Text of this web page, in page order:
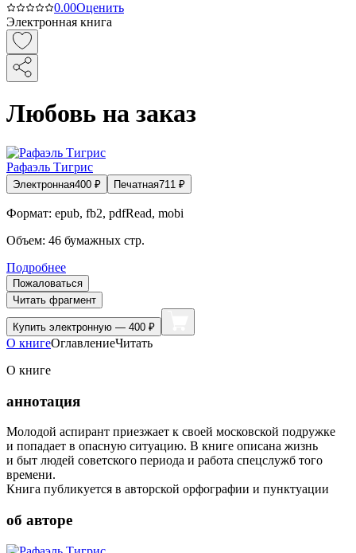
0.00Оценить
Электронная книга
Любовь на заказ
Рафаэль Тигрис
Электронная400 ₽ Печатная711 ₽
Формат: epub, fb2, pdfRead, mobi
Объем: 46 бумажных стр.
Подробнее
Пожаловаться
Читать фрагмент
Купить электронную — 400 ₽
О книгеОглавлениеЧитать
О книге
аннотация
Молодой аспирант приезжает к своей московской подружке
и попадает в опасную ситуацию. В книге описана жизнь
и быт людей советского периода и работа спецслужб того
времени.
Книга публикуется в авторской орфографии и пунктуации
об авторе